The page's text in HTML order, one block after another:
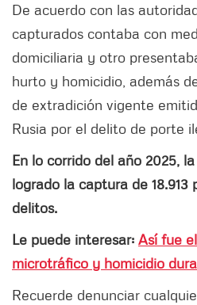
De acuerdo con las
capturados contaba con
domiciliaria y otro
hurto y homicidio, además
de extradición vigente
Rusia por el delito de porte
En lo corrido del año 2025, la
logrado la captura de
delitos.
Le puede interesar: Así fue
microtráfico y homicidio
Recuerde denunciar